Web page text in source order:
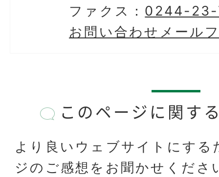
ファクス： 0244-
お問い合わせメール
このページに関す
より良いウェブサイトにする
ジのご感想をお聞かせくださ